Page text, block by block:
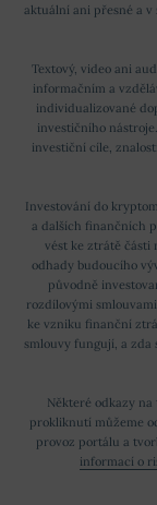
aktuální ani přesné a
Textový, video ani
informačním a
individualizované
investičního
investiční cíle,
Investování do
a dalších finančních
vést ke ztrátě části
odhady budoucího
původně
rozdílovými
ke vzniku finanční
smlouvy fungují, a
Některé odkazy
prokliknutí můžeme
provoz portálu a
informací o